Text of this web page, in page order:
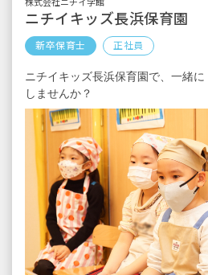
株式会社ニチイ学館
ニチイキッズ長浜保育園
新卒保育士 正社員
ニチイキッズ長浜保育園で、一緒
しませんか？